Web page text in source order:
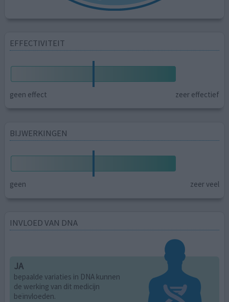
EFFECTIVITEIT
geen effect zeer effectief
BIJWERKINGEN
geen zeer veel
INVLOED VAN DNA
JA
bepaalde variaties in DNA kunnen
de werking van dit medicijn
beïnvloeden.